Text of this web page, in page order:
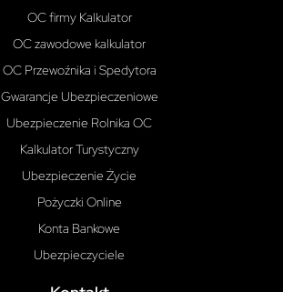
OC firmy Kalkulator
OC zawodowe kalkulator
OC Przewoźnika i Spedytora
Gwarancje Ubezpieczeniowe
Ubezpieczenie Rolnika OC
Kalkulator Turystyczny
Ubezpieczenie Życie
Pożyczki Online
Konta Bankowe
Ubezpieczyciele